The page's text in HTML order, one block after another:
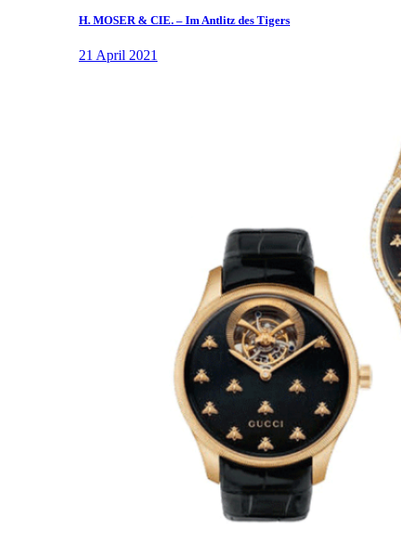
H. MOSER & CIE. – Im Antlitz des Tigers
21 April 2021